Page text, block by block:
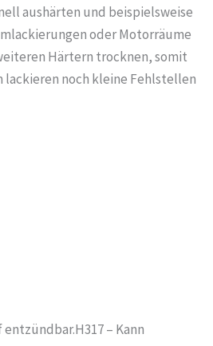
aushärten und beispielsweise
oder Motorräume
Härtern trocknen, somit
lackieren noch kleine Fehlstellen
– Kann